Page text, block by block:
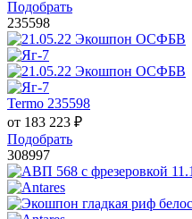
Подобрать
235598
Termo 235598
от 183 223 ₽
Подобрать
308997